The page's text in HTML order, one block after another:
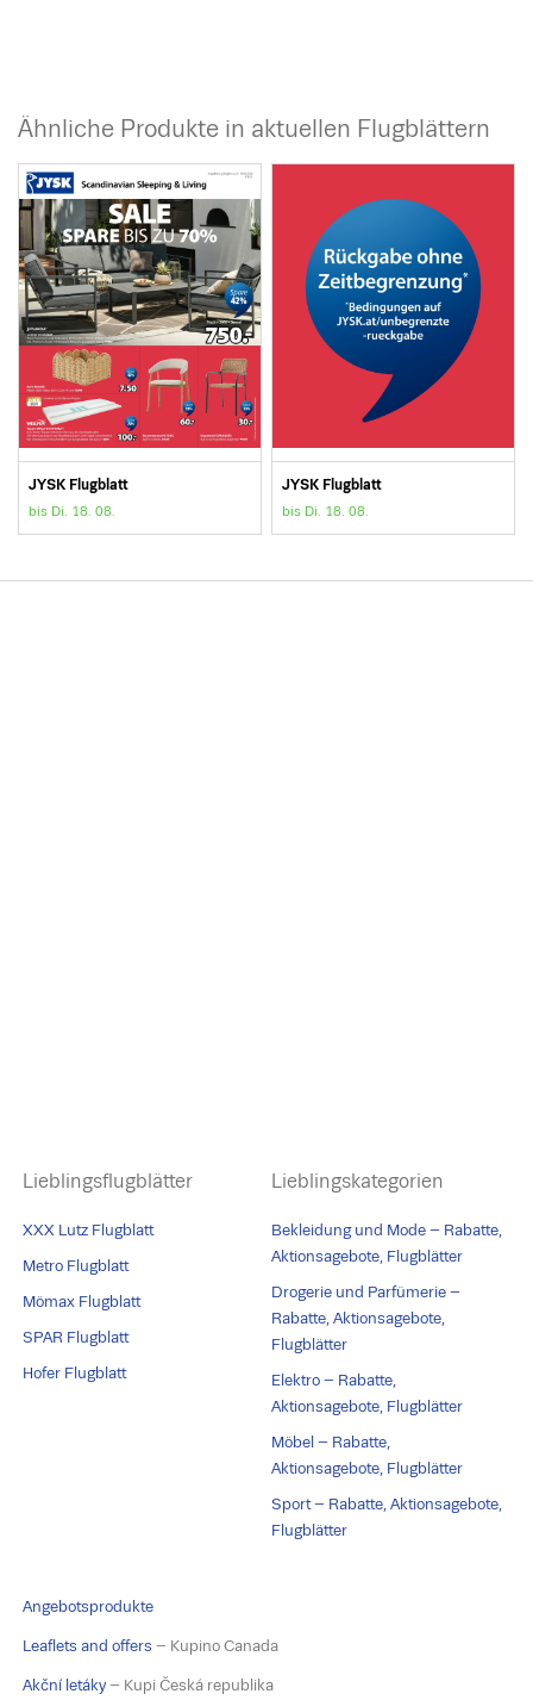
Ähnliche Produkte in aktuellen Flugblättern
JYSK Flugblatt
bis Di. 18. 08.
JYSK Flugblatt
bis Di. 18. 08.
Lieblingsflugblätter
XXX Lutz Flugblatt
Metro Flugblatt
Mömax Flugblatt
SPAR Flugblatt
Hofer Flugblatt
Lieblingskategorien
Bekleidung und Mode – Rabatte,
Aktionsagebote, Flugblätter
Drogerie und Parfümerie –
Rabatte, Aktionsagebote,
Flugblätter
Elektro – Rabatte,
Aktionsagebote, Flugblätter
Möbel – Rabatte,
Aktionsagebote, Flugblätter
Sport – Rabatte, Aktionsagebote,
Flugblätter
Angebotsprodukte
Leaflets and offers – Kupino Canada
Akční letáky– Kupi Česká republika